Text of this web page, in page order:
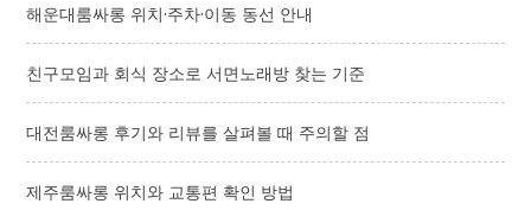
해운대룸싸롱 위치·주차·이동 동선 안내
친구모임과 회식 장소로 서면노래방 찾는 기준
대전룸싸롱 후기와 리뷰를 살펴볼 때 주의할 점
제주룸싸롱 위치와 교통편 확인 방법